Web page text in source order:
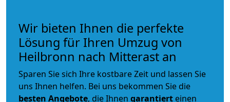
Wir bieten Ihnen die perfekte
Lösung für Ihren Umzug von
Heilbronn nach Mitterast an
Sparen Sie sich Ihre kostbare Zeit und lassen Sie
uns Ihnen helfen. Bei uns bekommen Sie die
besten Angebote, die Ihnen garantiert einen